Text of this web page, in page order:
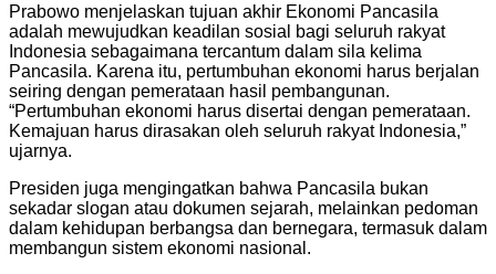
Prabowo menjelaskan tujuan akhir Ekonomi Pancasila
adalah mewujudkan keadilan sosial bagi seluruh rakyat
Indonesia sebagaimana tercantum dalam sila kelima
Pancasila. Karena itu, pertumbuhan ekonomi harus berjalan
seiring dengan pemerataan hasil pembangunan.
“Pertumbuhan ekonomi harus disertai dengan pemerataan.
Kemajuan harus dirasakan oleh seluruh rakyat Indonesia,”
ujarnya.
Presiden juga mengingatkan bahwa Pancasila bukan
sekadar slogan atau dokumen sejarah, melainkan pedoman
dalam kehidupan berbangsa dan bernegara, termasuk dalam
membangun sistem ekonomi nasional.